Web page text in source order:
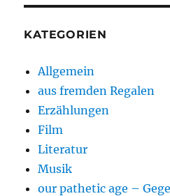
KATEGORIEN
Allgemein
aus fremden Regalen
Erzählungen
Film
Literatur
Musik
our pathetic age –